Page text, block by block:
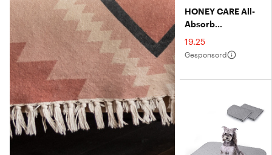
HONEY CARE All-
Absorb
Trainingsmatten
Voor Honden - XL
28x34 Inch, 40
19.25€
Gesponsord